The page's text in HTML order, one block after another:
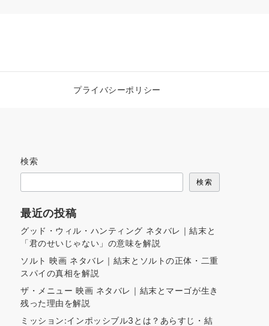
プライバシーポリシー
検索
検索
最近の投稿
グッド・ウィル・ハンティング ネタバレ｜結末と
「君のせいじゃない」の意味を解説
ソルト 映画 ネタバレ｜結末とソルトの正体・二重
スパイの真相を解説
ザ・メニュー 映画 ネタバレ｜結末とマーゴが生き
残った理由を解説
ミッション:インポッシブル3とは？あらすじ・結